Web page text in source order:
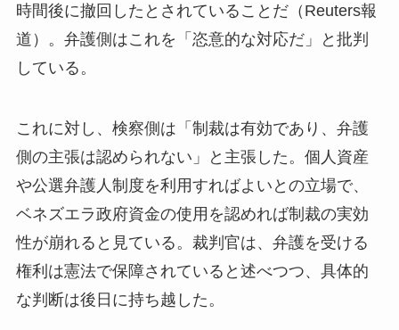
時間後に撤回したとされていることだ（Reuters報
道）。弁護側はこれを「恣意的な対応だ」と批判
している。
これに対し、検察側は「制裁は有効であり、弁護
側の主張は認められない」と主張した。個人資産
や公選弁護人制度を利用すればよいとの立場で、
ベネズエラ政府資金の使用を認めれば制裁の実効
性が崩れると見ている。裁判官は、弁護を受ける
権利は憲法で保障されていると述べつつ、具体的
な判断は後日に持ち越した。